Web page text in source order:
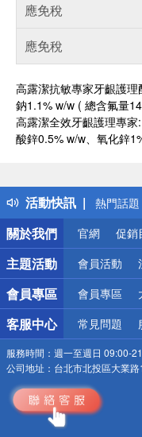
應免稅
應免稅
高露潔抗敏專家牙齦護
鈉1.1% w/w ( 總含氟量
高露潔全效牙齦護理專
酸鋅0.5% w/w、氧化鋅
活動快訊
得獎公告
熱門話題
銀行優惠
偏遠地區
詐騙網
關於我們
官網 促銷
主題活動 會員活動
會員專區 會員專區
客服中心 常見問題
服務時間： 週一至週日 09:00-
公司地址： 台北市北投區大業